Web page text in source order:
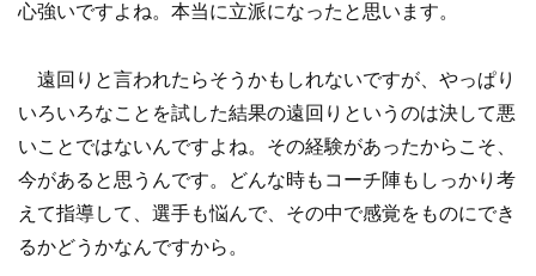
心強いですよね。本当に立派になったと思います。
遠回りと言われたらそうかもしれないですが、やっぱり
いろいろなことを試した結果の遠回りというのは決して悪
いことではないんですよね。その経験があったからこそ、
今があると思うんです。どんな時もコーチ陣もしっかり考
えて指導して、選手も悩んで、その中で感覚をものにでき
るかどうかなんですから。